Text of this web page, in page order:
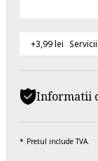
+3,99 lei
Informatii
Pretul include TVA.